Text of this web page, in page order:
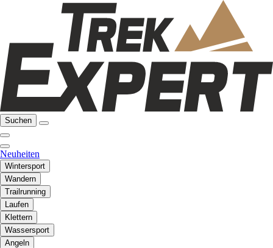
Suchen
Neuheiten
Wintersport
Wandern
Trailrunning
Laufen
Klettern
Wassersport
Angeln